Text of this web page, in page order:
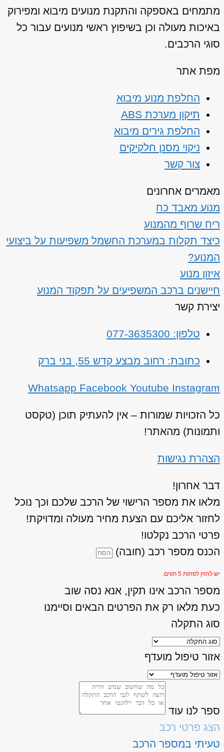
מתמחים באספקה והתקנת מנועים מיבוא ומפירוק
באיכות מעולה וכן בשיפוץ ראשי מנועים עבור כל
סוגי הרכבים.
מפת אתר
החלפת מנוע מיבוא
תיקון מערכת ABS
החלפת גירים מיבוא
ניקוי מסנן חלקיקים
צור קשר
מאמרים אחרונים
מנוע מאבד כח
ריח שרוף מהמנוע
כיצד תקלות במערכת החשמל משפיעות על ביצועי
המנוע?
איזון מנוע
חיישנים ברכב המשפיעים על תפקוד המנוע
יצירת קשר
טלפון: 077-3635300
כתובת: רחוב מבצע קדש 55, בני ברק
Whatsapp Facebook Youtube Instagram
כל הזכויות שמורות – אין להעתיק תוכן (טקסט
ותמונות) מהאתר!
הצהרת נגישות
דבר אחרון!
מלאו את מספר הרישוי של הרכב שלכם וכך נוכל
לחזור אליכם עם הצעת מחיר מעולה ומדויקת!
פרטי הרכב נקלטו!
הכנס מספר רכב (חובה)
יש להזין לפחות 5 תווים.
מספר הרכב אינו תקין, אנא נסה שוב
כעת מלאו רק את הפרטים הבאים וסיימנו
סוג התקלה
אזור טיפול מועדף
ספר לנו עוד
הצג פרטי רכב
טעיתי במספר הרכב